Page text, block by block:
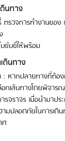
นทาง
ตรวจการทำงานขอ
บขับขี่ให้พร้อม
ดินทาง
: หากปลายทางที่ต้อง
กเส้นทางโดยพิจาร
จราจร เมื่อนำมาป
มปลอดภัยในการเดิ
ศ